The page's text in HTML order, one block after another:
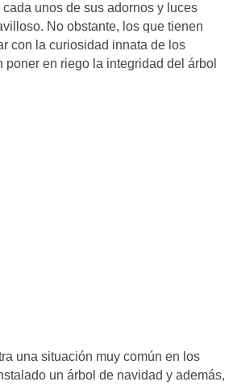
unos de sus adornos y luces
No obstante, los que tienen
con la curiosidad innata de los
en riego la integridad del árbol
una situación muy común en los
un árbol de navidad y además,